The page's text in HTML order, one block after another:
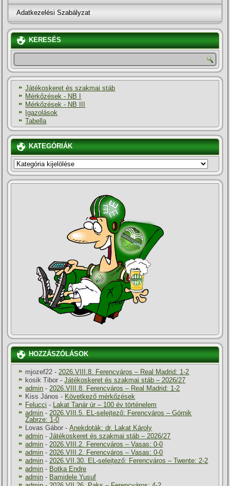
Adatkezelési Szabályzat
KERESÉS
Játékoskeret és szakmai stáb
Mérkőzések - NB I
Mérkőzések - NB III
Igazolások
Tabella
KATEGÓRIÁK
KATEGÓRIÁK
HOZZÁSZÓLÁSOK
mjozef22 -2026.VIII.8. Ferencváros – Real Madrid: 1-2
kosik Tibor -Játékoskeret és szakmai stáb – 2026/27
admin -2026.VIII.8. Ferencváros – Real Madrid: 1-2
Kiss János - Következő mérkőzések
Felucci - Lakat Tanár úr – 100 év történelem
admin -2026.VIII.5. EL-selejtező: Ferencváros – Górnik
Zabrze: 1-0
Lovas Gábor -Anekdoták: dr. Lakat Károly
admin -Játékoskeret és szakmai stáb – 2026/27
admin -2026.VIII.2. Ferencváros – Vasas: 0-0
admin -2026.VIII.2. Ferencváros – Vasas: 0-0
admin -2026.VII.30. EL-selejtező: Ferencváros – Twente: 2-2
admin - Botka Endre
admin - Bamidele Yusuf